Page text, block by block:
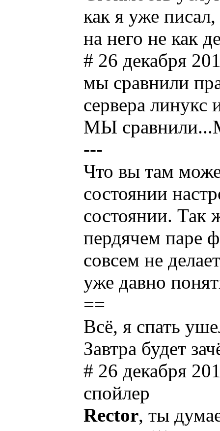
как я уже
на него не как
# 26 декабря
мы сравнили
сервера линукс
МЫ
---
Что вы там
состоянии
состоянии. Так
пердячем паре
совсем не
уже давно
==
Всё, я спать
Завтра будет
# 26 декабря
cпойлер
Rector, ты